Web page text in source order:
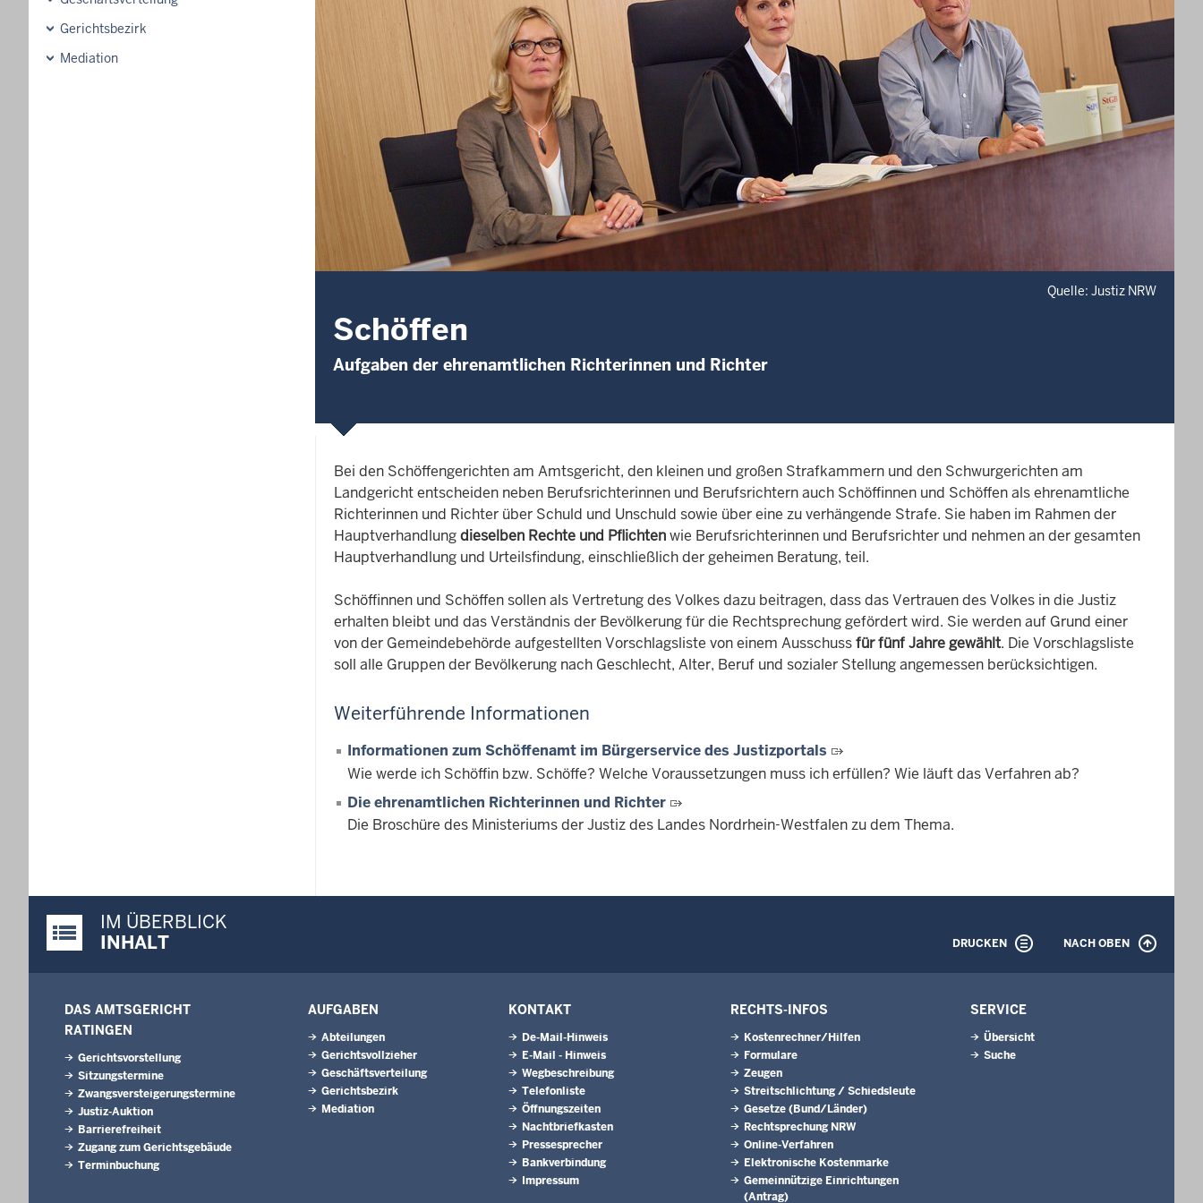
Gerichtsbezirk
Mediation
Quelle: Justiz NRW
Schöffen
Aufgaben der ehrenamtlichen Richterinnen und Richter
Bei den Schöffengerichten am Amtsgericht, den kleinen und großen Strafkammern und den Schwurgerichten am
Landgericht entscheiden neben Berufsrichterinnen und Berufsrichtern auch Schöffinnen und Schöffen als ehrenamtliche
Richterinnen und Richter über Schuld und Unschuld sowie über eine zu verhängende Strafe. Sie haben im Rahmen der
Hauptverhandlungdieselben Rechte und Pflichtenwie Berufsrichterinnen und Berufsrichter und nehmen an der gesamten
Hauptverhandlung und Urteilsfindung, einschließlich der geheimen Beratung, teil.
Schöffinnen und Schöffen sollen als Vertretung des Volkes dazu beitragen, dass das Vertrauen des Volkes in die Justiz
erhalten bleibt und das Verständnis der Bevölkerung für die Rechtsprechung gefördert wird. Sie werden auf Grund einer
von der Gemeindebehörde aufgestellten Vorschlagsliste von einem Ausschussfür fünf Jahre gewählt. Die Vorschlagsliste
soll alle Gruppen der Bevölkerung nach Geschlecht, Alter, Beruf und sozialer Stellung angemessen berücksichtigen.
Weiterführende Informationen
Informationen zum Schöffenamt im Bürgerservice des Justizportals
Wie werde ich Schöffin bzw. Schöffe? Welche Voraussetzungen muss ich erfüllen? Wie läuft das Verfahren ab?
Die ehrenamtlichen Richterinnen und Richter
Die Broschüre des Ministeriums der Justiz des Landes Nordrhein-Westfalen zu dem Thema.
Justiz-Portal im Überblick:
IM ÜBERBLICK
INHALT
DRUCKEN NACH OBEN
DAS AMTSGERICHT
RATINGEN
Gerichtsvorstellung
Sitzungstermine
Zwangsversteigerungs­termine
Justiz-Auktion
Barrierefreiheit
Zugang zum Gerichtsgebäude
Terminbuchung
AUFGABEN
Abteilungen
Gerichtsvollzieher
Geschäftsverteilung
Gerichtsbezirk
Mediation
KONTAKT
De-Mail-Hinweis
E-Mail - Hinweis
Wegbeschreibung
Telefonliste
Öffnungszeiten
Nachtbriefkasten
Pressesprecher
Bankverbindung
Impressum
RECHTS-INFOS
Kostenrechner/Hilfen
Formulare
Zeugen
Streitschlichtung / Schiedsleute
Gesetze (Bund/Länder)
Rechtsprechung NRW
Online-Verfahren
Elektronische Kostenmarke
Gemeinnützige Einrichtungen
(Antrag)
SERVICE
Übersicht
Suche